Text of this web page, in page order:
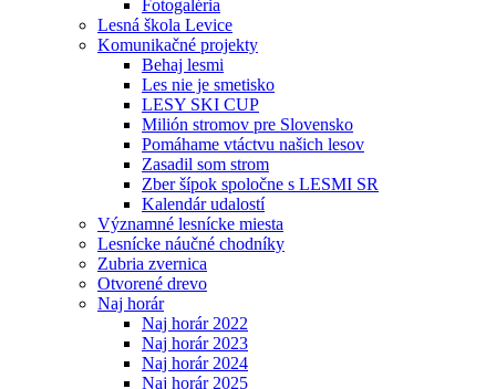
Fotogaléria
Lesná škola Levice
Komunikačné projekty
Behaj lesmi
Les nie je smetisko
LESY SKI CUP
Milión stromov pre Slovensko
Pomáhame vtáctvu našich lesov
Zasadil som strom
Zber šípok spoločne s LESMI SR
Kalendár udalostí
Významné lesnícke miesta
Lesnícke náučné chodníky
Zubria zvernica
Otvorené drevo
Naj horár
Naj horár 2022
Naj horár 2023
Naj horár 2024
Naj horár 2025